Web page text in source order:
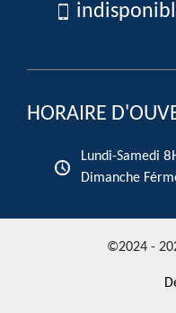
HORAIRE
Lundi-Samedi
Dimanche
©2024 -